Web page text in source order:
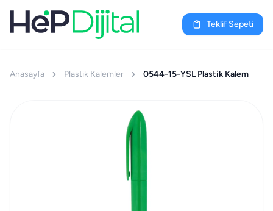
Teklif Sepeti
Anasayfa Plastik Kalemler 0544-15-YSL Plastik Kalem